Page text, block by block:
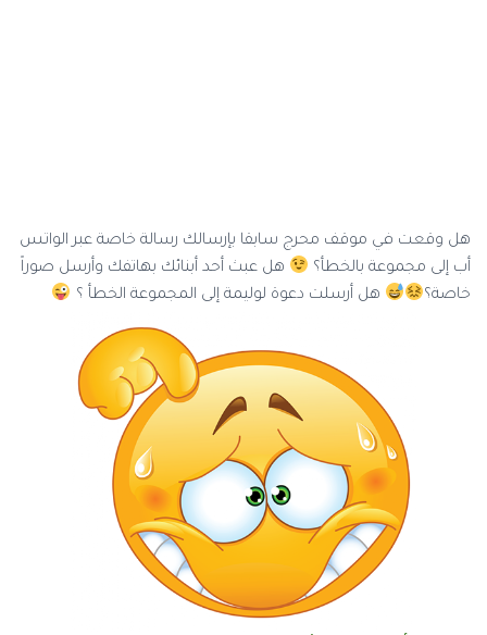
هل وقعت في موقف محرج سابقا بإرسالك رسالة خاصة عبر الواتس
أب إلى مجموعة بالخطأ؟
هل عبث أحد أبنائك بهاتفك وأرسل صوراً
خاصة؟
هل أرسلت دعوة لوليمة إلى المجموعة الخطأ ؟